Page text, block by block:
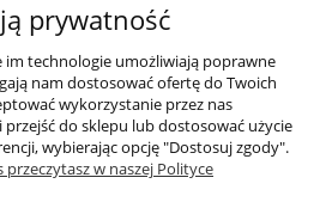
zakupów
prywatność
im technologie umożliwiają poprawne
nam dostosować ofertę do Twoich
wykorzystanie przez nas
do sklepu lub dostosować użycie
wybierając opcję "Dostosuj zgody".
w naszej Polityce